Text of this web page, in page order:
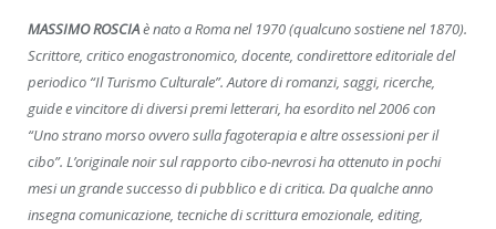
MASSIMO ROSCIAè nato a Roma nel 1970 (qualcuno sostiene nel 1870).
Scrittore, critico enogastronomico, docente, condirettore editoriale del
periodico “Il Turismo Culturale”. Autore di romanzi, saggi, ricerche,
guide e vincitore di diversi premi letterari, ha esordito nel 2006 con
“Uno strano morso ovvero sulla fagoterapia e altre ossessioni per il
cibo”. L’originale noir sul rapporto cibo-nevrosi ha ottenuto in pochi
mesi un grande successo di pubblico e di critica. Da qualche anno
insegna comunicazione, tecniche di scrittura emozionale, editing,